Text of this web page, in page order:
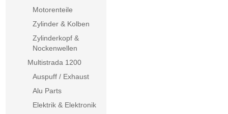
Motorenteile
Zylinder & Kolben
Zylinderkopf &
Nockenwellen
Multistrada 1200
Auspuff / Exhaust
Alu Parts
Elektrik & Elektronik